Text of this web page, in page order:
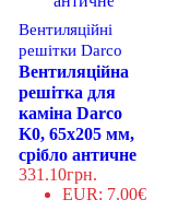
Вентиляційні
решітки Darco
Вентиляційна
решітка для
каміна Darco
K0, 65х205 мм,
срібло античне
331.10грн.
EUR: 7.00€